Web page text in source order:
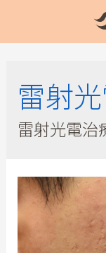
雷射
雷射光電治